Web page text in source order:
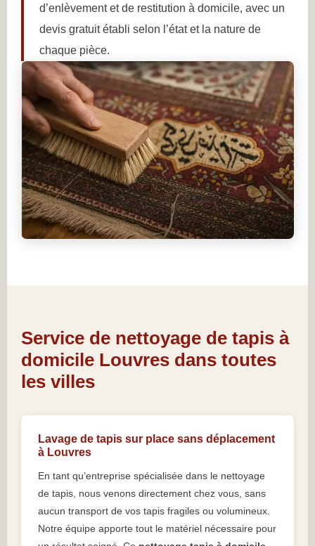
d’enlèvement et de restitution à domicile, avec un
devis gratuit établi selon l’état et la nature de
chaque pièce.
Service de nettoyage de tapis à
domicile Louvres dans toutes
les villes
Lavage de tapis sur place sans déplacement
à Louvres
En tant qu’entreprise spécialisée dans le nettoyage
de tapis, nous venons directement chez vous, sans
aucun transport de vos tapis fragiles ou volumineux.
Notre équipe apporte tout le matériel nécessaire pour